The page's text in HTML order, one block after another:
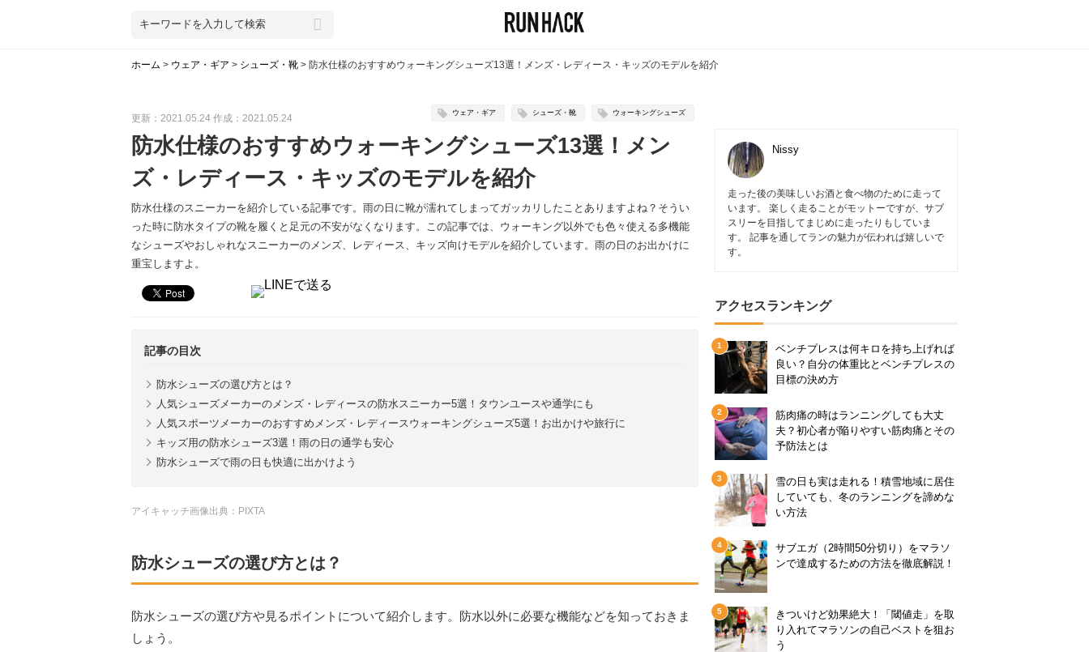
ホーム > ウェア・ギア > シューズ・靴 > 防水仕様のおすすめウォーキングシューズ13選！メンズ・レディース・キッズのモデルを紹介
更新：2021.05.24 作成：2021.05.24 ウェア・ギア シューズ・靴 ウォーキングシューズ
防水仕様のおすすめウォーキングシューズ13選！メン
ズ・レディース・キッズのモデルを紹介
防水仕様のスニーカーを紹介している記事です。雨の日に靴が濡れてしまってガッカリしたことありますよね？そうい
った時に防水タイプの靴を履くと足元の不安がなくなります。この記事では、ウォーキング以外でも色々使える多機能
なシューズやおしゃれなスニーカーのメンズ、レディース、キッズ向けモデルを紹介しています。雨の日のお出かけに
重宝しますよ。
記事の目次
防水シューズの選び方とは？
人気シューズメーカーのメンズ・レディースの防水スニーカー5選！タウンユースや通学にも
人気スポーツメーカーのおすすめメンズ・レディースウォーキングシューズ5選！お出かけや旅行に
キッズ用の防水シューズ3選！雨の日の通学も安心
防水シューズで雨の日も快適に出かけよう
アイキャッチ画像出典：PIXTA
防水シューズの選び方とは？
防水シューズの選び方や見るポイントについて紹介します。防水以外に必要な機能などを知っておきま
しょう。
Nissy
走った後の美味しいお酒と食べ物のために走って
います。 楽しく走ることがモットーですが、サブ
スリーを目指してまじめに走ったりもしていま
す。 記事を通してランの魅力が伝われば嬉しいで
す。
アクセスランキング
ベンチプレスは何キロを持ち上げれば
良い？自分の体重比とベンチプレスの
目標の決め方
筋肉痛の時はランニングしても大丈
夫？初心者が陥りやすい筋肉痛とその
予防法とは
雪の日も実は走れる！積雪地域に居住
していても、冬のランニングを諦めな
い方法
サブエガ（2時間50分切り）をマラソ
ンで達成するための方法を徹底解説！
きついけど効果絶大！「閾値走」を取
り入れてマラソンの自己ベストを狙お
う